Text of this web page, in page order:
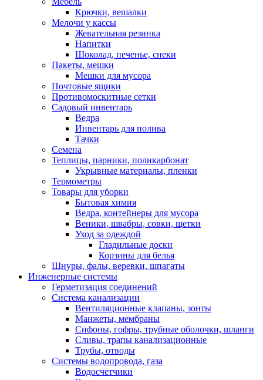
Крючки, вешалки
Мелочи у кассы
Жевательная резинка
Напитки
Шоколад, печенье, снеки
Пакеты, мешки
Мешки для мусора
Почтовые ящики
Противомоскитные сетки
Садовый инвентарь
Ведра
Инвентарь для полива
Тачки
Семена
Теплицы, парники, поликарбонат
Укрывные материалы, пленки
Термометры
Товары для уборки
Бытовая химия
Ведра, контейнеры для мусора
Веники, швабры, совки, щетки
Уход за одеждой
Гладильные доски
Корзины для белья
Шнуры, фалы, веревки, шпагаты
Инженерные системы
Герметизация соединений
Система канализации
Вентиляционные клапаны, зонты
Манжеты, мембраны
Сифоны, гофры, трубные оболочки, шланги
Сливы, трапы канализационные
Трубы, отводы
Системы водопровода, газа
Водосчетчики